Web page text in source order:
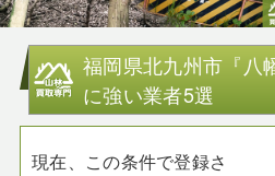
福岡県北九州市『八
に強い業者5選
現在、この条件で登録さ